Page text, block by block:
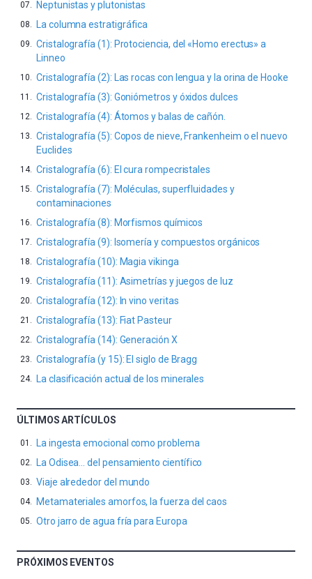
Neptunistas y plutonistas
La columna estratigráfica
Cristalografía (1): Protociencia, del «Homo erectus» a
Linneo
Cristalografía (2): Las rocas con lengua y la orina de Hooke
Cristalografía (3): Goniómetros y óxidos dulces
Cristalografía (4): Átomos y balas de cañón.
Cristalografía (5): Copos de nieve, Frankenheim o el nuevo
Euclides
Cristalografía (6): El cura rompecristales
Cristalografía (7): Moléculas, superfluidades y
contaminaciones
Cristalografía (8): Morfismos químicos
Cristalografía (9): Isomería y compuestos orgánicos
Cristalografía (10): Magia vikinga
Cristalografía (11): Asimetrías y juegos de luz
Cristalografía (12): In vino veritas
Cristalografía (13): Fiat Pasteur
Cristalografía (14): Generación X
Cristalografía (y 15): El siglo de Bragg
La clasificación actual de los minerales
ÚLTIMOS ARTÍCULOS
La ingesta emocional como problema
La Odisea… del pensamiento científico
Viaje alrededor del mundo
Metamateriales amorfos, la fuerza del caos
Otro jarro de agua fría para Europa
PRÓXIMOS EVENTOS